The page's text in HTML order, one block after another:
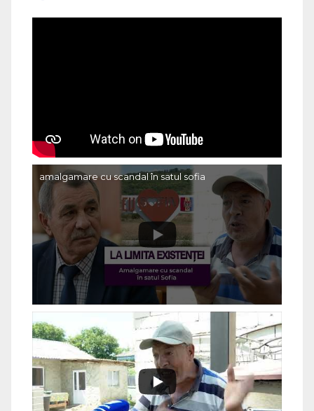
amalgamare cu scandal în satul sofia